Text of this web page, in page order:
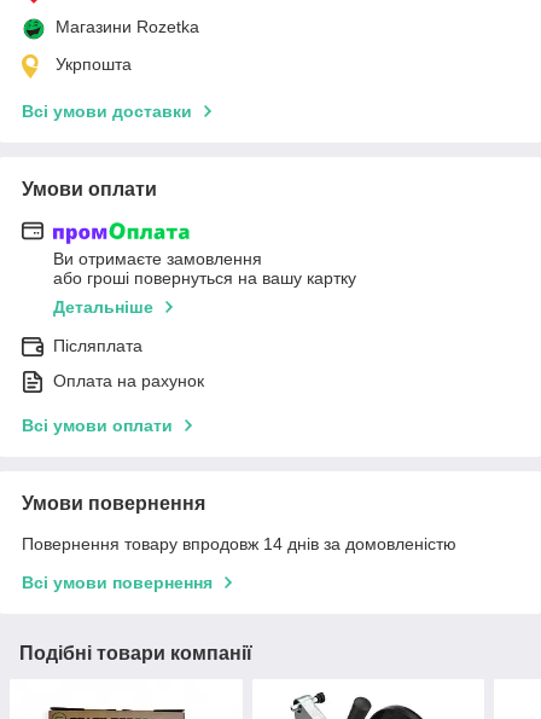
Магазини Rozetka
Укрпошта
Всі умови доставки
Умови оплати
Ви отримаєте замовлення
або гроші повернуться на вашу картку
Детальніше
Післяплата
Оплата на рахунок
Всі умови оплати
Умови повернення
Повернення товару впродовж 14 днів за домовленістю
Всі умови повернення
Подібні товари компанії